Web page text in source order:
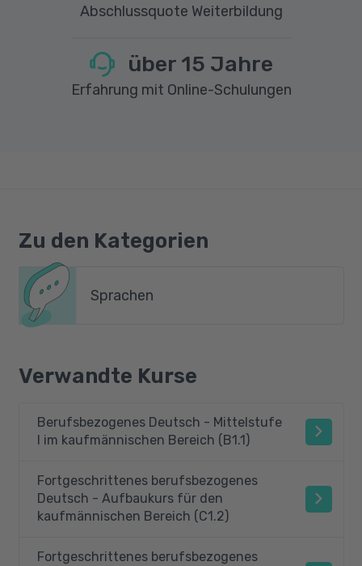
Abschlussquote Weiterbildung
über 15 Jahre
Erfahrung mit Online-Schulungen
Zu den Kategorien
Sprachen
Verwandte Kurse
Berufsbezogenes Deutsch - Mittelstufe
I im kaufmännischen Bereich (B1.1)
Fortgeschrittenes berufsbezogenes
Deutsch - Aufbaukurs für den
kaufmännischen Bereich (C1.2)
Fortgeschrittenes berufsbezogenes